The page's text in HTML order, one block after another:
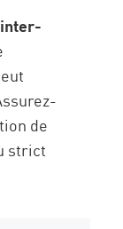
de
strict